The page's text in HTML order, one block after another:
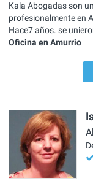
Kala Abogadas son
profesionalmente en
Hace7 años. se
Oficina en Amurrio